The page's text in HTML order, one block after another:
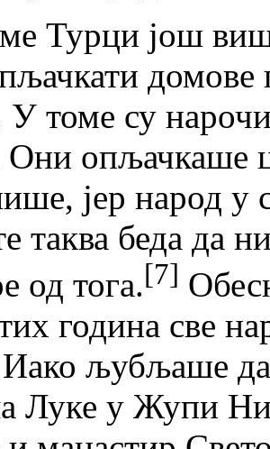
Турци још
У томе су
Они опљачкаше
јер народ у
таква беда да
од тога.[7]
година све
љубљаше
Луке у Жупи